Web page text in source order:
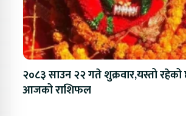
२०८३ साउन २२ गते शुक्रवार,यस्तो
आजको राशिफल